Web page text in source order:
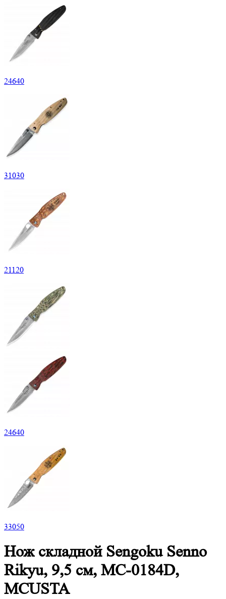
24640
31030
21120
24640
33050
Нож складной Sengoku Senno
Rikyu, 9,5 см, MC-0184D,
MCUSTA